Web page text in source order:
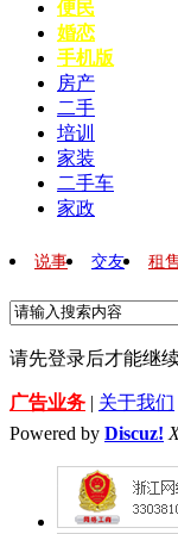
便民
婚恋
手机版
房产
二手
培训
家装
二手车
家政
说事 交友 租
请先登录后才能继
广告业务 | 关于我们
Powered by Discuz!